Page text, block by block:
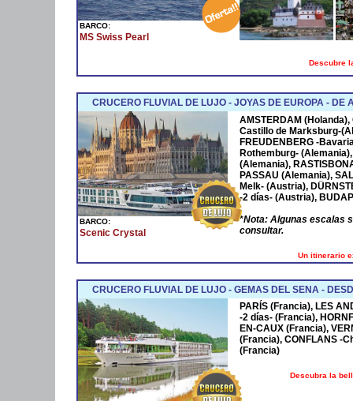
BARCO:
MS Swiss Pearl
Descubre
CRUCERO FLUVIAL DE LUJO - JOYAS DE EUROPA - DE
BARCO:
Scenic Crystal
AMSTERDAM (Holanda),
Castillo de Marksburg-
FREUDENBERG -
Rothemburg-
(Alemania),
PASSAU (Alemania),
Melk- (Austria),
-2 días- (Austria),
*Nota: Algunas escalas
consultar.
Un itinerario
CRUCERO FLUVIAL DE LUJO - GEMAS DEL SENA -
PARÍS (Francia), LES
-2 días- (Francia),
EN-CAUX (Francia),
(Francia), CONFLANS -
(Francia)
Descubra la